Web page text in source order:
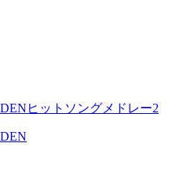
ヒットソングメドレー2